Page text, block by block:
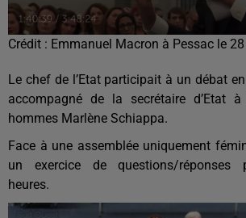
Crédit : Emmanuel Macron à Pessac le
Le chef de l’Etat participait à un débat
accompagné de la secrétaire d’Etat à
hommes Marlène Schiappa.
Face à une assemblée uniquement
un exercice de questions/réponses
heures.